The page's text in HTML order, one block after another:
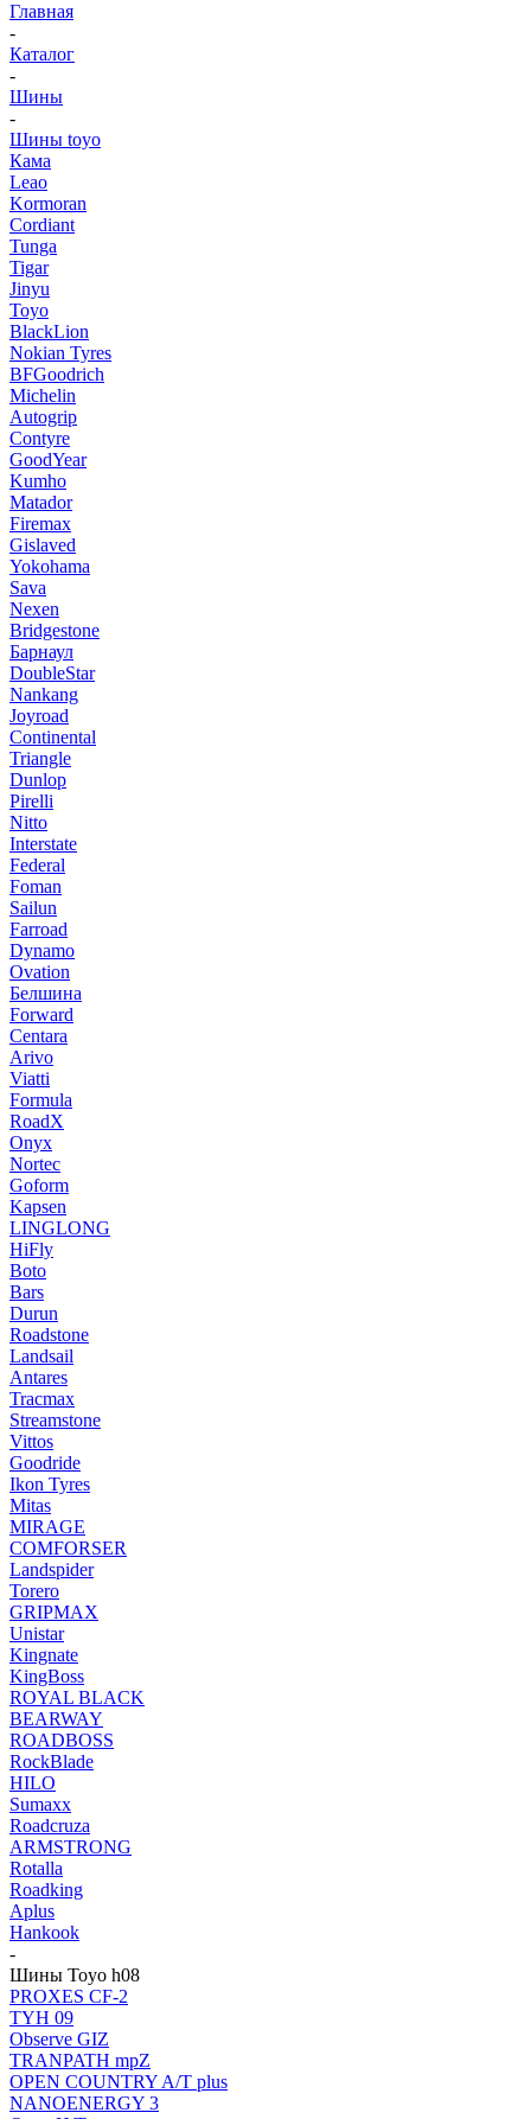
Главная
-
Каталог
-
Шины
-
Шины toyo
Кама
Leao
Kormoran
Cordiant
Tunga
Tigar
Jinyu
Toyo
BlackLion
Nokian Tyres
BFGoodrich
Michelin
Autogrip
Contyre
GoodYear
Kumho
Matador
Firemax
Gislaved
Yokohama
Sava
Nexen
Bridgestone
Барнаул
DoubleStar
Nankang
Joyroad
Continental
Triangle
Dunlop
Pirelli
Nitto
Interstate
Federal
Foman
Sailun
Farroad
Dynamo
Ovation
Белшина
Forward
Centara
Arivo
Viatti
Formula
RoadX
Onyx
Nortec
Goform
Kapsen
LINGLONG
HiFly
Boto
Bars
Durun
Roadstone
Landsail
Antares
Tracmax
Streamstone
Vittos
Goodride
Ikon Tyres
Mitas
MIRAGE
COMFORSER
Landspider
Torero
GRIPMAX
Unistar
Kingnate
KingBoss
ROYAL BLACK
BEARWAY
ROADBOSS
RockBlade
HILO
Sumaxx
Roadcruza
ARMSTRONG
Rotalla
Roadking
Aplus
Hankook
-
Шины Toyo h08
PROXES CF-2
TYH 09
Observe GIZ
TRANPATH mpZ
OPEN COUNTRY A/T plus
NANOENERGY 3